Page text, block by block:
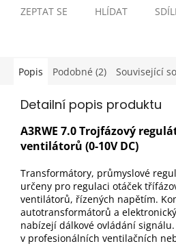
ZEPTAT SE HLÍDAT
Popis Podobné (2) Související
Detailní popis produktu
A3RWE 7.0 Trojfázový
ventilátorů (0-10V DC)
Transformátory, průmyslové
určeny pro regulaci otáček
ventilátorů, řízených napětím.
autotransformátorů a
nabízejí dálkové ovládání
v profesionálních ventilačních